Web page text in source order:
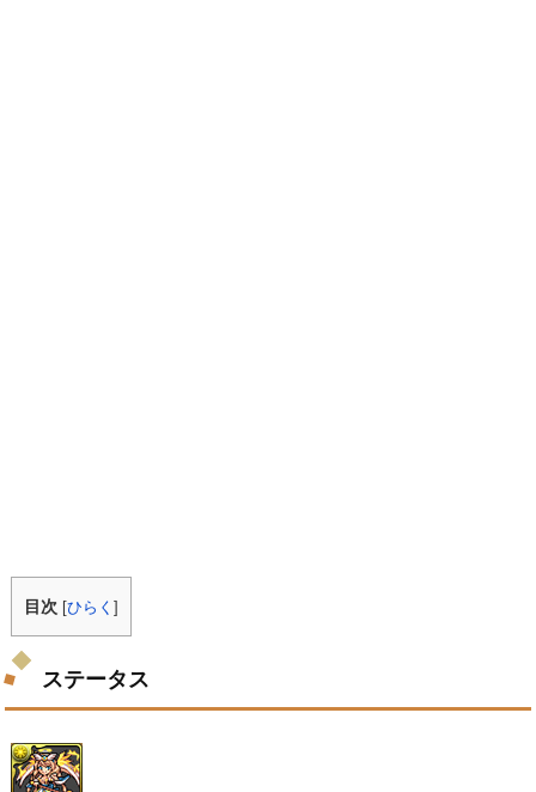
目次 [ひらく]
ステータス